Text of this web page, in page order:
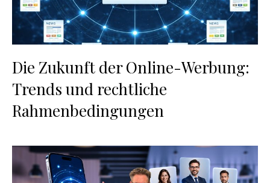
Die Zukunft der Online-Werbung:
Trends und rechtliche
Rahmenbedingungen